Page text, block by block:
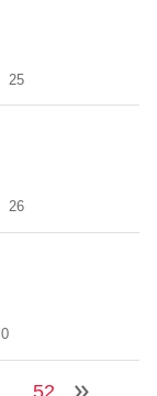
25
26
0
52